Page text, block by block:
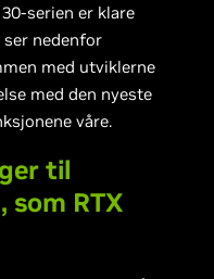
serien er klare
nedenfor
med utviklerne
med den nyeste
våre.
til
RTX